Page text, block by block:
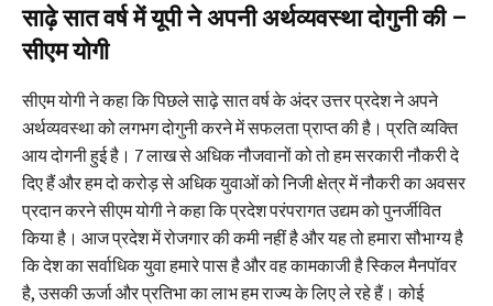
साढ़े सात वर्ष में यूपी ने अपनी अर्थव्यवस्था दोगुनी की –
सीएम योगी
सीएम योगी ने कहा कि पिछले साढ़े सात वर्ष के अंदर उत्तर प्रदेश ने अपने
अर्थव्यवस्था को लगभग दोगुनी करने में सफलता प्राप्त की है। प्रति व्यक्ति
आय दोगनी हुई है। 7 लाख से अधिक नौजवानों को तो हम सरकारी नौकरी दे
दिए हैं और हम दो करोड़ से अधिक युवाओं को निजी क्षेत्र में नौकरी का अवसर
प्रदान करने सीएम योगी ने कहा कि प्रदेश परंपरागत उद्यम को पुनर्जीवित
किया है। आज प्रदेश में रोजगार की कमी नहीं है और यह तो हमारा सौभाग्य है
कि देश का सर्वाधिक युवा हमारे पास है और वह कामकाजी है स्किल मैनपॉवर
है, उसकी ऊर्जा और प्रतिभा का लाभ हम राज्य के लिए ले रहे हैं। कोई